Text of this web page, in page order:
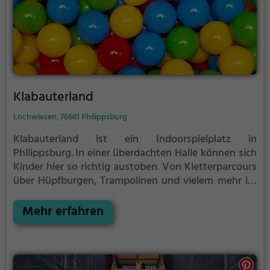
Klabauterland
Lochwiesen, 76661 Philippsburg
Klabauterland ist ein Indoorspielplatz in
Philippsburg.In einer überdachten Halle können sich
Kinder hier so richtig austoben. Von Kletterparcours
über Hüpfburgen, Trampolinen und vielem mehr ist
Indoorspielplätze bzw. Hallenspielplätze sind ein
tolles Ausflugsziel für schlechtes Wetter, denn in der
extremer Hitze gespielt werden. Klabauterland
eignet sich außerdem besonders gut, um einen
Mehr erfahren